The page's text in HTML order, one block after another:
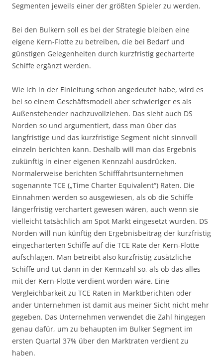
Segmenten jeweils einer der größten Spieler zu werden.
Bei den Bulkern soll es bei der Strategie bleiben eine
eigene Kern-Flotte zu betreiben, die bei Bedarf und
günstigen Gelegenheiten durch kurzfristig gecharterte
Schiffe ergänzt werden.
Wie ich in der Einleitung schon angedeutet habe, wird es
bei so einem Geschäftsmodell aber schwieriger es als
Außenstehender nachzuvollziehen. Das sieht auch DS
Norden so und argumentiert, dass man über das
langfristige und das kurzfristige Segment nicht sinnvoll
einzeln berichten kann. Deshalb will man das Ergebnis
zukünftig in einer eigenen Kennzahl ausdrücken.
Normalerweise berichten Schifffahrtsunternehmen
sogenannte TCE („Time Charter Equivalent“) Raten. Die
Einnahmen werden so ausgewiesen, als ob die Schiffe
längerfristig verchartert gewesen wären, auch wenn sie
vielleicht tatsächlich am Spot Markt eingesetzt wurden. DS
Norden will nun künftig den Ergebnisbeitrag der kurzfristig
eingecharterten Schiffe auf die TCE Rate der Kern-Flotte
aufschlagen. Man betreibt also kurzfristig zusätzliche
Schiffe und tut dann in der Kennzahl so, als ob das alles
mit der Kern-Flotte verdient worden wäre. Eine
Vergleichbarkeit zu TCE Raten in Marktberichten oder
ander Unternehmen ist damit aus meiner Sicht nicht mehr
gegeben. Das Unternehmen verwendet die Zahl hingegen
genau dafür, um zu behaupten im Bulker Segment im
ersten Quartal 37% über den Marktraten verdient zu
haben.